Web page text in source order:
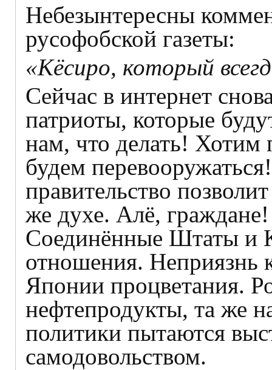
Небезынтересны
русофобской газеты:
«Кёсиро, который
Сейчас в интернет
патриоты, которые
нам, что делать! Хотим
будем
правительство
же духе. Алё,
Соединённые Штаты и
отношения. Неприязнь
Японии процветания.
нефтепродукты, та же
политики пытаются
самодовольством.